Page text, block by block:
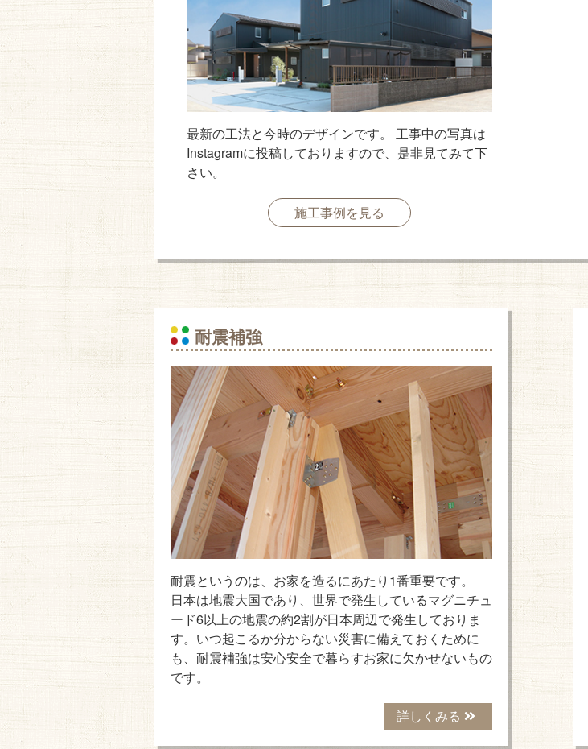
最新の工法と今時のデザインです。 工事中の写真は
Instagramに投稿しておりますので、是非見てみて下
さい。
施工事例を見る
耐震補強
耐震というのは、お家を造るにあたり1番重要です。
日本は地震大国であり、世界で発生しているマグニチュ
ード6以上の地震の約2割が日本周辺で発生しておりま
す。いつ起こるか分からない災害に備えておくために
も、耐震補強は安心安全で暮らすお家に欠かせないもの
です。
詳しくみる